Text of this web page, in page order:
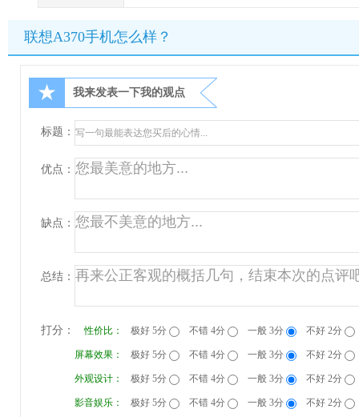
联想A370手机怎么样？
★ 我来发表一下我的观点
标题：
优点：
缺点：
总结：
打分： 性价比： 极好 5分 不错 4分 一般 3分 不好 2分
屏幕效果： 极好 5分 不错 4分 一般 3分 不好 2分
外观设计： 极好 5分 不错 4分 一般 3分 不好 2分
影音娱乐： 极好 5分 不错 4分 一般 3分 不好 2分